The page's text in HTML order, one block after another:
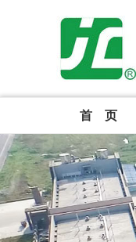
首 页